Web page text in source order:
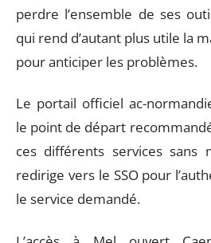
perdre l’ensemble de ses
qui rend d’autant plus utile la
pour anticiper les problèmes.
Le portail officiel ac-
le point de départ
ces différents services sans
redirige vers le SSO pour
le service demandé.